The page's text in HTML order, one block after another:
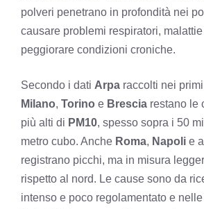
polveri penetrano in profondità nei
causare problemi respiratori,
peggiorare condizioni croniche.
Secondo i dati Arpa raccolti nei
Milano, Torino e Brescia restano le
più alti di PM10, spesso sopra i 50
metro cubo. Anche Roma, Napoli e
registrano picchi, ma in misura
rispetto al nord. Le cause sono da
intenso e poco regolamentato e